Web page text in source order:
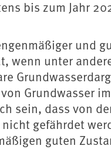
bis zum Jahr
und
wenn unter
Grundwasser
sein, dass von
gefährdet
guten